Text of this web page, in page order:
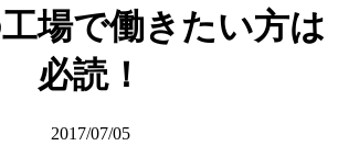
場で働きたい方は
必読！
2017/07/05